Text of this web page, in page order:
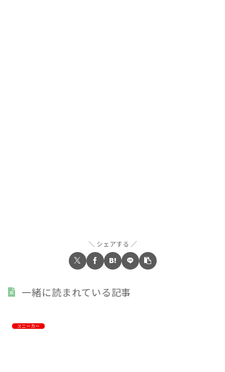
シェアする
一緒に読まれている記事
スニーカー